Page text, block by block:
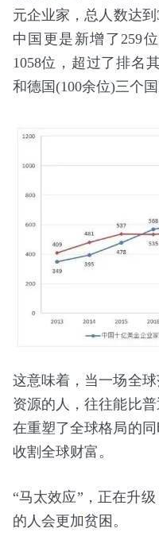
元企业家，总人数达到
中国更是新增了259
1058位，超过了排名
和德国(100余位)三个
这意味着，当一场全
资源的人，往往能比
在重塑了全球格局的
收割全球财富。
“马太效应”，正在升
的人会更加贫困。